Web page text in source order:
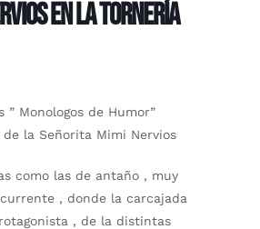
en La Tornería
” Monologos de Humor”
de la Señorita Mimi Nervios
como las de antaño , muy
, donde la carcajada
, de la distintas